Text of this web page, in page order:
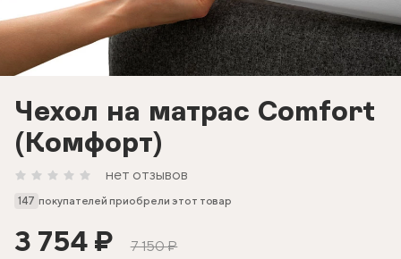
Чехол на матрас Сomfort
(Комфорт)
нет отзывов
147 покупателей приобрели этот товар
3 754 ₽ 7 150 ₽